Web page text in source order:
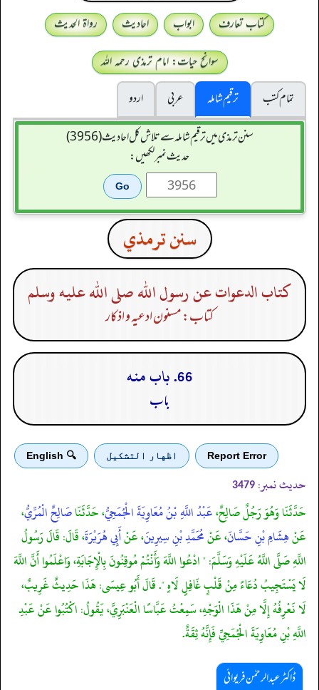
کتاب تعارف ابواب احادیث
رواۃ الحدیث
سوانح حیات: امام ترمذی رحمہ اللہ
تمام کتب
ترقیم شاملہ عربی
اردو
سنن ترمذی میں ترقیم شاملہ سے تلاش کل احادیث (3956)
حدیث نمبر لکھیں:
سنن ترمذي
كتاب الدعوات عن رسول الله صلى الله عليه وسلم
کتاب: مسنون ادعیہ و اذکار
66. باب منه
باب
Report Error اظهار التشكيل 🔍 English
حدیث نمبر: 3479
حَدَّثَنَا وَهُوَ رَجُلٌ صَالِحٌ،عَبْدُ اللَّهِ بْنُ مُعَاوِيَةَ الْجُمَحِيُّ، حَدَّثَنَاصَالِحٌ الْمُرِّيُّ،
عَنْهِشَامِ بْنِ حَسَّانَ، عَنْمُحَمَّدِ بْنِ سِيرِينَ، عَنْأَبِي هُرَيْرَةَ، قَالَ: قَالَ رَسُولُ
اللَّهِ صَلَّى اللَّهُ عَلَيْهِ وَسَلَّمَ: " ادْعُوا اللَّهَ وَأَنْتُمْ مُوقِنُونَ بِالْإِجَابَةِ، وَاعْلَمُوا أَنَّ اللَّهَ
لَا يَسْتَجِيبُ دُعَاءً مِنْ قَلْبٍ غَافِلٍ لَاهٍ ". قَالَ أَبُو عِيسَى: هَذَا حَدِيثٌ غَرِيبٌ،
لَا نَعْرِفُهُ إِلَّا مِنْ هَذَا الْوَجْهِ، سَمِعْتُ عَبَّاسًا الْعَنْبَرِيَّ، يَقُولُ: اكْتُبُوا عَنْ عَبْدِ
اللَّهِ بْنِ مُعَاوِيَةَ الْجُمَحِيِّ فَإِنَّهُ ثِقَةٌ.
ڈاکٹر عبدالرحمٰن فریوائی